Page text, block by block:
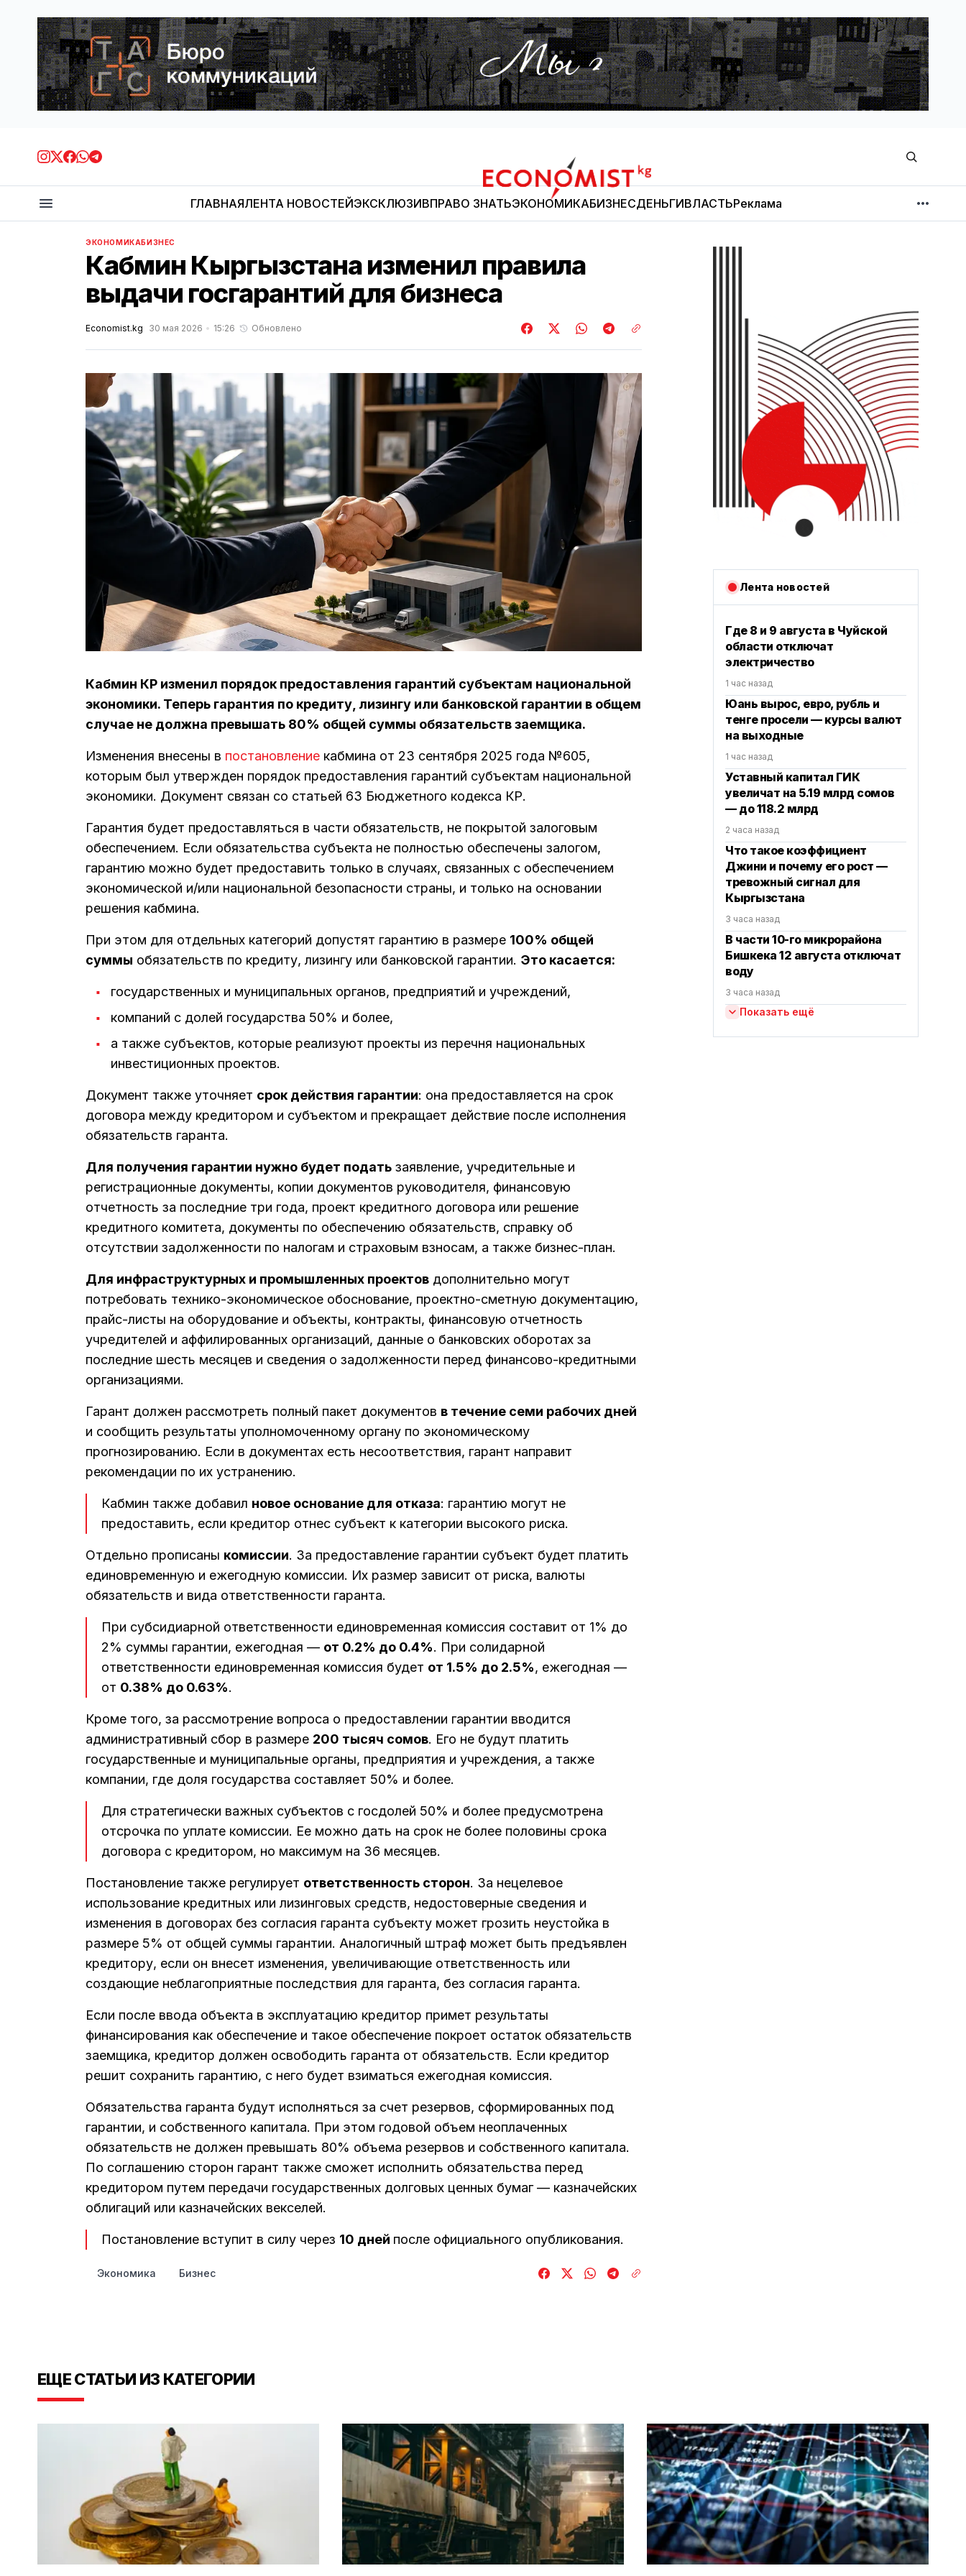
Economist.kg
ГЛАВНАЯЛЕНТА НОВОСТЕЙЭКСКЛЮЗИВПРАВО ЗНАТЬЭКОНОМИКАБИЗНЕСДЕНЬГИВЛАСТЬРеклама
МНЕНИЕ
ЭКОНОМИКАБИЗНЕС
Кабмин Кыргызстана изменил правила
выдачи госгарантий для бизнеса
Economist.kg 30 мая 2026 15:26 Обновлено
Кабмин КР изменил порядок предоставления гарантий субъектам национальной
экономики. Теперь гарантия по кредиту, лизингу или банковской гарантии в общем
случае не должна превышать 80% общей суммы обязательств заемщика.
Изменения внесены в постановление кабмина от 23 сентября 2025 года №605,
которым был утвержден порядок предоставления гарантий субъектам национальной
экономики. Документ связан со статьей 63 Бюджетного кодекса КР.
Гарантия будет предоставляться в части обязательств, не покрытой залоговым
обеспечением. Если обязательства субъекта не полностью обеспечены залогом,
гарантию можно будет предоставить только в случаях, связанных с обеспечением
экономической и/или национальной безопасности страны, и только на основании
решения кабмина.
При этом для отдельных категорий допустят гарантию в размере 100% общей
суммы обязательств по кредиту, лизингу или банковской гарантии. Это касается:
государственных и муниципальных органов, предприятий и учреждений,
компаний с долей государства 50% и более,
а также субъектов, которые реализуют проекты из перечня национальных
инвестиционных проектов.
Документ также уточняет срок действия гарантии: она предоставляется на срок
договора между кредитором и субъектом и прекращает действие после исполнения
обязательств гаранта.
Для получения гарантии нужно будет подать заявление, учредительные и
регистрационные документы, копии документов руководителя, финансовую
отчетность за последние три года, проект кредитного договора или решение
кредитного комитета, документы по обеспечению обязательств, справку об
отсутствии задолженности по налогам и страховым взносам, а также бизнес-план.
Для инфраструктурных и промышленных проектов дополнительно могут
потребовать технико-экономическое обоснование, проектно-сметную документацию,
прайс-листы на оборудование и объекты, контракты, финансовую отчетность
учредителей и аффилированных организаций, данные о банковских оборотах за
последние шесть месяцев и сведения о задолженности перед финансово-кредитными
организациями.
Гарант должен рассмотреть полный пакет документов в течение семи рабочих дней
и сообщить результаты уполномоченному органу по экономическому
прогнозированию. Если в документах есть несоответствия, гарант направит
рекомендации по их устранению.
Кабмин также добавил новое основание для отказа: гарантию могут не
предоставить, если кредитор отнес субъект к категории высокого риска.
Отдельно прописаны комиссии. За предоставление гарантии субъект будет платить
единовременную и ежегодную комиссии. Их размер зависит от риска, валюты
обязательств и вида ответственности гаранта.
При субсидиарной ответственности единовременная комиссия составит от 1% до
2% суммы гарантии, ежегодная — от 0.2% до 0.4%. При солидарной
ответственности единовременная комиссия будет от 1.5% до 2.5%, ежегодная —
от 0.38% до 0.63%.
Кроме того, за рассмотрение вопроса о предоставлении гарантии вводится
административный сбор в размере 200 тысяч сомов. Его не будут платить
государственные и муниципальные органы, предприятия и учреждения, а также
компании, где доля государства составляет 50% и более.
Для стратегически важных субъектов с госдолей 50% и более предусмотрена
отсрочка по уплате комиссии. Ее можно дать на срок не более половины срока
договора с кредитором, но максимум на 36 месяцев.
Постановление также регулирует ответственность сторон. За нецелевое
использование кредитных или лизинговых средств, недостоверные сведения и
изменения в договорах без согласия гаранта субъекту может грозить неустойка в
размере 5% от общей суммы гарантии. Аналогичный штраф может быть предъявлен
кредитору, если он внесет изменения, увеличивающие ответственность или
создающие неблагоприятные последствия для гаранта, без согласия гаранта.
Если после ввода объекта в эксплуатацию кредитор примет результаты
финансирования как обеспечение и такое обеспечение покроет остаток обязательств
заемщика, кредитор должен освободить гаранта от обязательств. Если кредитор
решит сохранить гарантию, с него будет взиматься ежегодная комиссия.
Обязательства гаранта будут исполняться за счет резервов, сформированных под
гарантии, и собственного капитала. При этом годовой объем неоплаченных
обязательств не должен превышать 80% объема резервов и собственного капитала.
По соглашению сторон гарант также сможет исполнить обязательства перед
кредитором путем передачи государственных долговых ценных бумаг — казначейских
облигаций или казначейских векселей.
Постановление вступит в силу через 10 дней после официального опубликования.
Экономика Бизнес
Лента новостей
Где 8 и 9 августа в Чуйской
области отключат
электричество
1 час назад
Юань вырос, евро, рубль и
тенге просели — курсы валют
на выходные
1 час назад
Уставный капитал ГИК
увеличат на 5.19 млрд сомов
— до 118.2 млрд
2 часа назад
Что такое коэффициент
Джини и почему его рост —
тревожный сигнал для
Кыргызстана
3 часа назад
В части 10-го микрорайона
Бишкека 12 августа отключат
воду
3 часа назад
Показать ещё
ЕЩЕ СТАТЬИ ИЗ КАТЕГОРИИ